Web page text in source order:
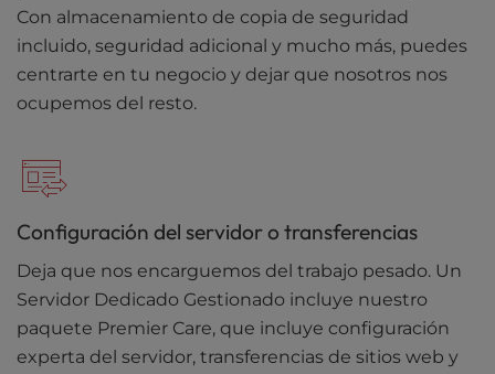
Con almacenamiento de copia de seguridad
incluido, seguridad adicional y mucho más, puedes
centrarte en tu negocio y dejar que nosotros nos
ocupemos del resto.
Configuración del servidor o transferencias
Deja que nos encarguemos del trabajo pesado. Un
Servidor Dedicado Gestionado incluye nuestro
paquete Premier Care, que incluye configuración
experta del servidor, transferencias de sitios web y